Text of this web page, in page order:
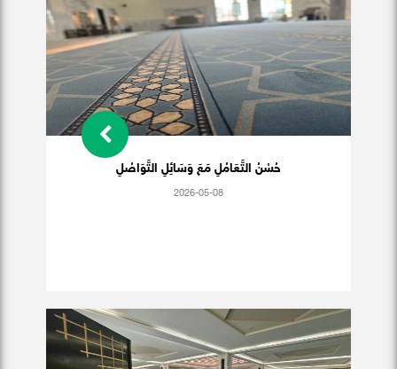
حُسْنُ التَّعَامُلِ مَعَ وَسَائِلِ التَّوَاصُلِ
2026-05-08